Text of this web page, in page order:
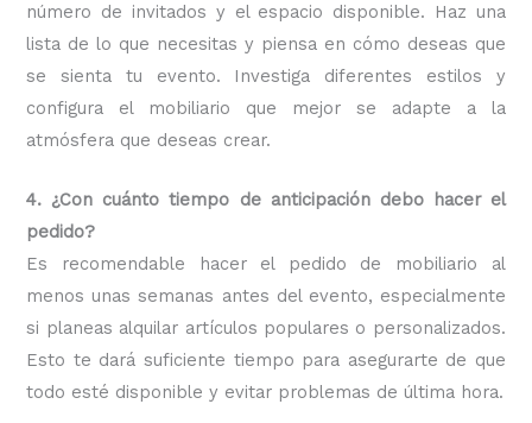
número de invitados y el espacio disponible. Haz una
lista de lo que necesitas y piensa en cómo deseas que
se sienta tu evento. Investiga diferentes estilos y
configura el mobiliario que mejor se adapte a la
atmósfera que deseas crear.
4. ¿Con cuánto tiempo de anticipación debo hacer el
pedido?
Es recomendable hacer el pedido de mobiliario al
menos unas semanas antes del evento, especialmente
si planeas alquilar artículos populares o personalizados.
Esto te dará suficiente tiempo para asegurarte de que
todo esté disponible y evitar problemas de última hora.